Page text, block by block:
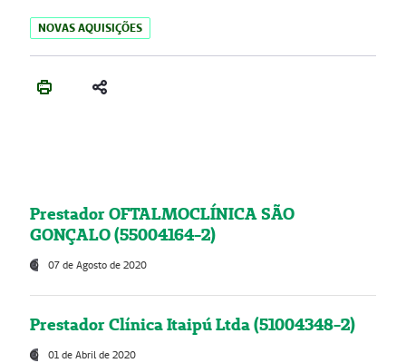
NOVAS AQUISIÇÕES
Prestador OFTALMOCLÍNICA SÃO
GONÇALO (55004164-2)
07 de Agosto de 2020
Prestador Clínica Itaipú Ltda (51004348-2)
01 de Abril de 2020